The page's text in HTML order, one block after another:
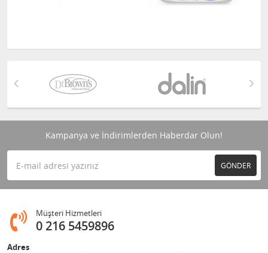
Kampanya ve İndirimlerden Haberdar Olun!
GÖNDER
Müşteri Hizmetleri
0 216 5459896
Adres